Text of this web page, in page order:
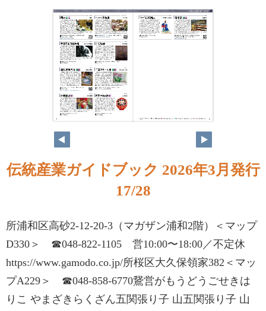
伝統産業ガイドブック 2026年3月発行
17/28
所浦和区高砂2-12-20-3（マガザン浦和2階）＜マップ
D330＞ ☎048-822-1105 営10:00〜18:00／不定休
https://www.gamodo.co.jp/所桜区大久保領家382＜マッ
プA229＞ ☎048-858-6770鵞営がもうどうごせきは
りこ やまざきらくざん五関張り子 山五関張り子 山